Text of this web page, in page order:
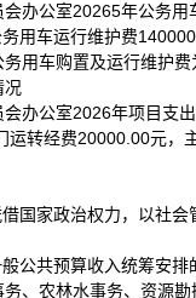
办公室20265年公务
务用车运行维护费
用车购置及运行维护
况
办公室2026年项目支
运转经费20000.00元
国家政治权力，以社
公共预算收入统筹安
、农林水事务、资源